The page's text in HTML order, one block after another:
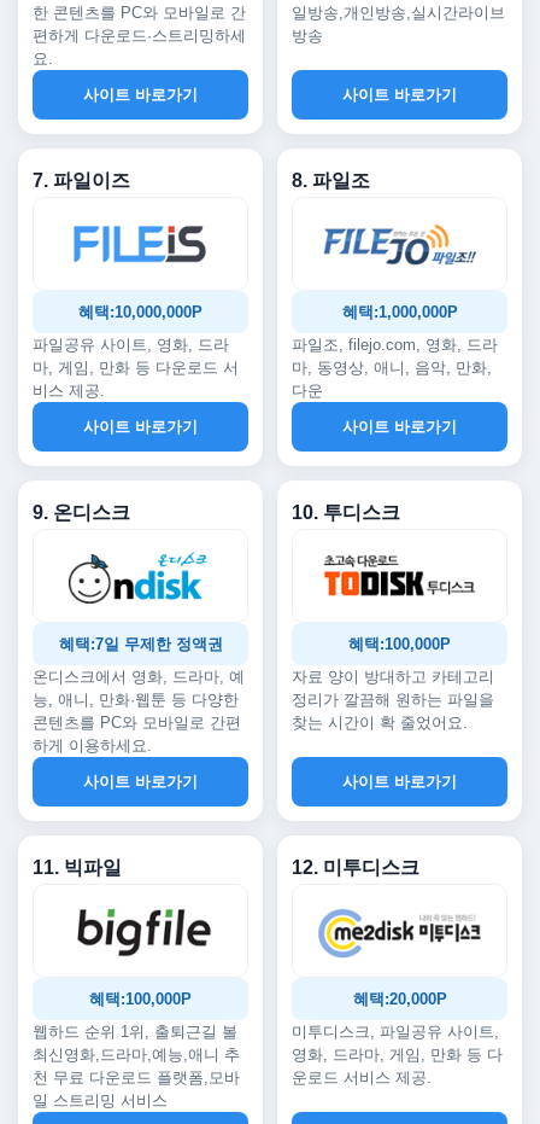
한 콘텐츠를 PC와 모바일로 간
편하게 다운로드·스트리밍하세
요.
사이트 바로가기
일방송,개인방송,실시간라이브
방송
사이트 바로가기
7. 파일이즈
혜택:10,000,000P
파일공유 사이트, 영화, 드라
마, 게임, 만화 등 다운로드 서
비스 제공.
사이트 바로가기
8. 파일조
혜택:1,000,000P
파일조, filejo.com, 영화, 드라
마, 동영상, 애니, 음악, 만화,
다운
사이트 바로가기
9. 온디스크
혜택:7일 무제한 정액권
온디스크에서 영화, 드라마, 예
능, 애니, 만화·웹툰 등 다양한
콘텐츠를 PC와 모바일로 간편
하게 이용하세요.
사이트 바로가기
10. 투디스크
혜택:100,000P
자료 양이 방대하고 카테고리
정리가 깔끔해 원하는 파일을
찾는 시간이 확 줄었어요.
사이트 바로가기
11. 빅파일
혜택:100,000P
웹하드 순위 1위, 출퇴근길 볼
최신영화,드라마,예능,애니 추
천 무료 다운로드 플랫폼,모바
일 스트리밍 서비스
12. 미투디스크
혜택:20,000P
미투디스크, 파일공유 사이트,
영화, 드라마, 게임, 만화 등 다
운로드 서비스 제공.